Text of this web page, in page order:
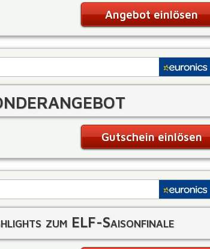
Angebot einlösen
Gutschein einlösen
zum ELF-Saisonfinale